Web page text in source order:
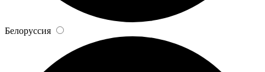
Белоруссия